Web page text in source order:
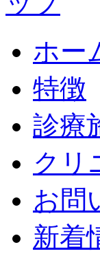
ホー
特徴
診療
クリ
お問
新着